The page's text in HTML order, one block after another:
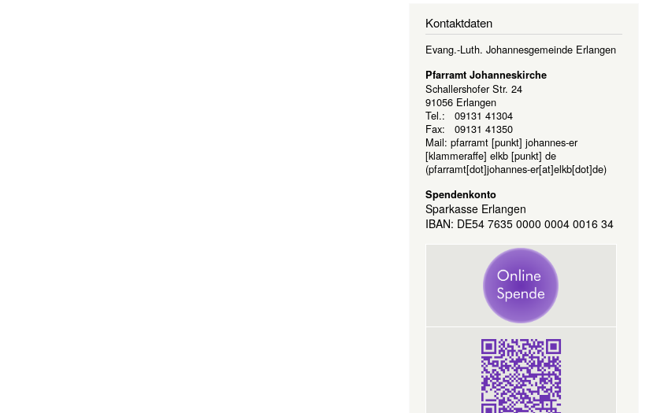
Kontaktdaten
Evang.-Luth. Johannesgemeinde Erlangen
Pfarramt Johanneskirche
Schallershofer Str. 24
91056 Erlangen
Tel.: 09131 41304
Fax: 09131 41350
Mail: pfarramt[punkt] johannes-er
[klammeraffe] elkb[punkt] de
(pfarramt[dot]johannes-er[at]elkb[dot]de)
Spendenkonto
Sparkasse Erlangen
IBAN: DE54 7635 0000 0004 0016 34